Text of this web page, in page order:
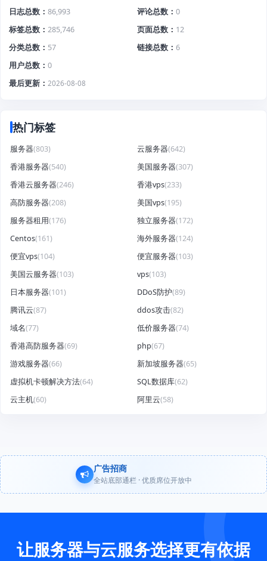
日志总数 86,993 评论总数
0
标签总数
285,746 页面总数
12
分类总数
57 链接总数
6
用户总数
0
最后更新
2026-08-08
热门标签
服务器(803) 云服务器(642)
香港服务器(540) 美国服务器(307)
香港云服务器(246) 香港vps(233)
高防服务器(208) 美国vps(195)
服务器租用(176) 独立服务器(172)
Centos(161) 海外服务器(124)
便宜vps(104) 便宜服务器(103)
美国云服务器(103) vps(103)
日本服务器(101) DDoS防护(89)
腾讯云(87) ddos攻击(82)
域名(77) 低价服务器(74)
香港高防服务器(69) php(67)
游戏服务器(66) 新加坡服务器(65)
虚拟机卡顿解决方法(64) SQL数据库(62)
云主机(60) 阿里云(58)
广告招商
全站底部通栏 · 优质席位开放中
让服务器与云服务选择更有依据